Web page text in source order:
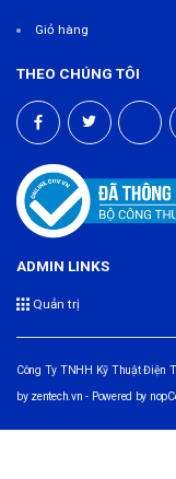
Giỏ hàng
THEO CHÚNG TÔI
ADMIN LINKS
Quản trị
Công Ty TNHH Kỹ Thuật Điện
by zentech.vn - Powered by